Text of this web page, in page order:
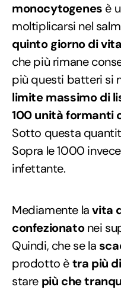
monocytogenes è
moltiplicarsi nel
quinto giorno di
che più rimane
più questi batteri si
limite massimo di
100 unità formanti
Sotto questa
Sopra le 1000
infettante.
Mediamente lavita
confezionatonei
Quindi, che se la
prodotto ètra più
stare più che